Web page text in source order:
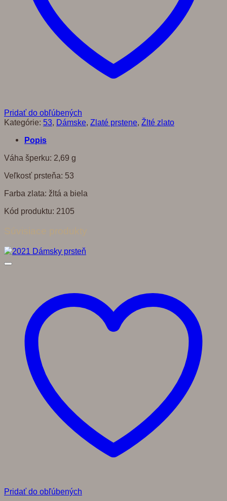
Pridať do obľúbených
Kategórie: 53 Dámske Zlaté prstene Žlté zlato
Popis
Váha šperku: 2,69 g
Veľkosť prsteňa: 53
Farba zlata: žltá a biela
Kód produktu: 2105
Súvisiace produkty
Pridať do obľúbených